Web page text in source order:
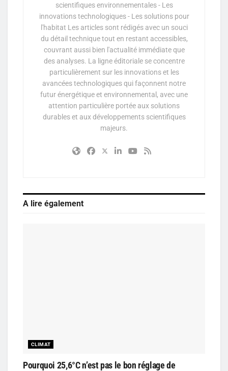
scientifiques environnementales - Les
innovations technologiques - Les solutions pour
l'habitat Les articles sont rédigés avec un souci
du détail technique tout en restant accessibles,
couvrant aussi bien l'actualité immédiate que
des analyses. La ligne éditoriale se concentre
particulièrement sur les innovations et les
avancées technologiques qui façonnent notre
futur énergétique et environnemental, avec une
attention particulière portée aux solutions
durables et aux développements scientifiques
majeurs.
A lire également
CLIMAT
Pourquoi 25,6°C n’est pas le bon réglage de